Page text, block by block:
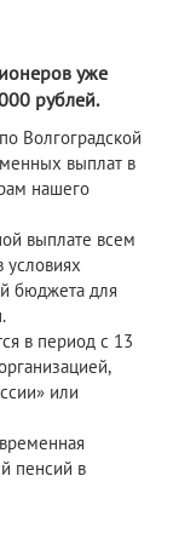
уже
рублей.
Волгоградской
выплат в
нашего
выплате всем
условиях
бюджета для
в период с 13
или
пенсий в